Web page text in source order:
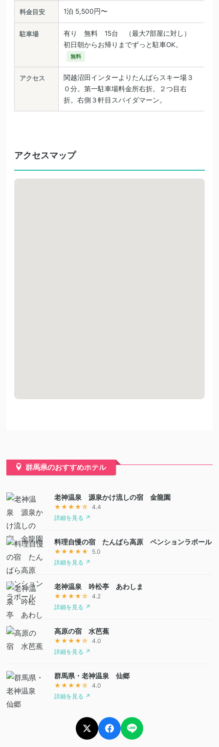
料金目安 1泊 5,500円〜
駐車場
有り 無料 15台 （最大7部屋に対し）
初日朝からお帰りまでずっと駐車OK。
無料
アクセス
関越沼田インターよりたんばらスキー場３
０分。第一駐車場料金所右折。２つ目右
折。右側３軒目スパイダマーン。
アクセスマップ
群馬県のおすすめホテル
老神温泉 源泉かけ流しの宿 金龍園
★★★★☆
4.4
詳細を見る ↗
料理自慢の宿 たんばら高原 ペンションラポール
★★★★★
5.0
詳細を見る ↗
老神温泉 吟松亭 あわしま
★★★★☆
4.2
詳細を見る ↗
高原の宿 水芭蕉
★★★★☆
4.0
詳細を見る ↗
群馬県・老神温泉 仙郷
★★★★☆
4.0
詳細を見る ↗